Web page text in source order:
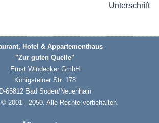
Unterschrift
Hotel & Appartementhaus
"Zur guten Quelle"
Ernst Windecker GmbH
Königsteiner Str. 178
D-65812 Bad Soden/Neuenhain
2001 - 2050. Alle Rechte vorbehalten.